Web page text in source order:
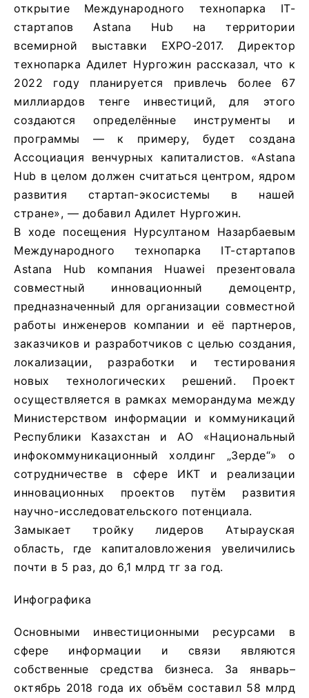
открытие Международного технопарка IT-
стартапов Astana Hub на территории
всемирной выставки EXPO-2017. Директор
технопарка Адилет Нургожин рассказал, что к
2022 году планируется привлечь более 67
миллиардов тенге инвестиций, для этого
создаются определённые инструменты и
программы — к примеру, будет создана
Ассоциация венчурных капиталистов. «Astana
Hub в целом должен считаться центром, ядром
развития стартап-экосистемы в нашей
стране», — добавил Адилет Нургожин.
В ходе посещения Нурсултаном Назарбаевым
Международного технопарка IT-стартапов
Astana Hub компания Huawei презентовала
совместный инновационный демоцентр,
предназначенный для организации совместной
работы инженеров компании и её партнеров,
заказчиков и разработчиков с целью создания,
локализации, разработки и тестирования
новых технологических решений. Проект
осуществляется в рамках меморандума между
Министерством информации и коммуникаций
Республики Казахстан и АО «Национальный
инфокоммуникационный холдинг „Зерде“» о
сотрудничестве в сфере ИКТ и реализации
инновационных проектов путём развития
научно-исследовательского потенциала.
Замыкает тройку лидеров Атырауская
область, где капиталовложения увеличились
почти в 5 раз, до 6,1 млрд тг за год.
Инфографика
Основными инвестиционными ресурсами в
сфере информации и связи являются
собственные средства бизнеса. За январь–
октябрь 2018 года их объём составил 58 млрд